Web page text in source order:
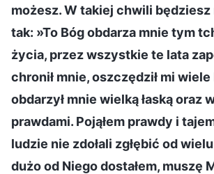
możesz. W takiej chwili
tak: »To Bóg obdarza mnie tym
życia, przez wszystkie te lata
chronił mnie, oszczędził mi wiele
obdarzył mnie wielką łaską oraz
prawdami. Pojąłem prawdy i
ludzie nie zdołali zgłębić od
dużo od Niego dostałem, muszę